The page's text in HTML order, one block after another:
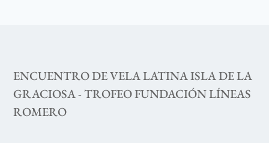
ENCUENTRO DE VELA LATINA ISLA DE LA
GRACIOSA - TROFEO FUNDACIÓN LÍNEAS
ROMERO